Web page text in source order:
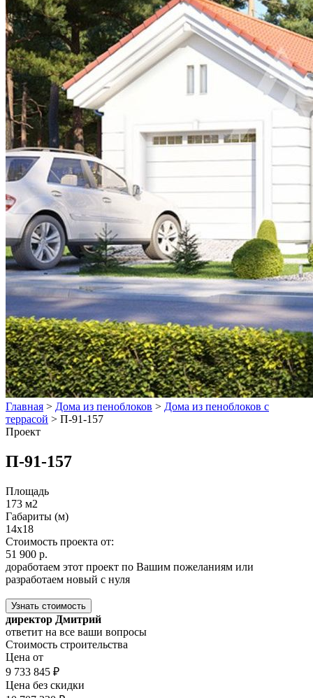
Главная > Дома из пеноблоков > Дома из пеноблоков с
террасой > П-91-157
Проект
П-91-157
Площадь
173 м2
Габариты (м)
14x18
Стоимость проекта от:
51 900 р.
доработаем этот проект по Вашим пожеланиям или
разработаем новый с нуля
Узнать стоимость
директор Дмитрий
ответит на все ваши вопросы
Стоимость строительства
Цена от
9 733 845 ₽
Цена без скидки